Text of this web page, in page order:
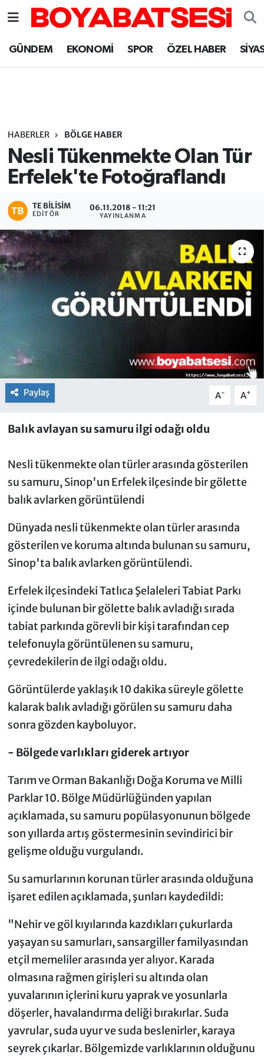
GÜNDEM EKONOMİ SPOR ÖZEL HABER
HABERLER BÖLGE HABER
Nesli Tükenmekte Olan Tür
Erfelek'te Fotoğraflandı
TE BILISIM
EDITÖR
06.11.2018 - 11:21
YAYINLANMA
Paylaş A- A+
Balık avlayan su samuru ilgi odağı oldu
Nesli tükenmekte olan türler arasında gösterilen
su samuru, Sinop'un Erfelek ilçesinde bir gölette
balık avlarken görüntülendi
Dünyada nesli tükenmekte olan türler arasında
gösterilen ve koruma altında bulunan su samuru,
Sinop'ta balık avlarken görüntülendi.
Erfelek ilçesindeki Tatlıca Şelaleleri Tabiat Parkı
içinde bulunan bir gölette balık avladığı sırada
tabiat parkında görevli bir kişi tarafından cep
telefonuyla görüntülenen su samuru,
çevredekilerin de ilgi odağı oldu.
Görüntülerde yaklaşık 10 dakika süreyle gölette
kalarak balık avladığı görülen su samuru daha
sonra gözden kayboluyor.
- Bölgede varlıkları giderek artıyor
Tarım ve Orman Bakanlığı Doğa Koruma ve Milli
Parklar 10. Bölge Müdürlüğünden yapılan
açıklamada, su samuru popülasyonunun bölgede
son yıllarda artış göstermesinin sevindirici bir
gelişme olduğu vurgulandı.
Su samurlarının korunan türler arasında olduğuna
işaret edilen açıklamada, şunları kaydedildi:
"Nehir ve göl kıyılarında kazdıkları çukurlarda
yaşayan su samurları, sansargiller familyasından
etçil memeliler arasında yer alıyor. Karada
olmasına rağmen girişleri su altında olan
yuvalarının içlerini kuru yaprak ve yosunlarla
döşerler, havalandırma deliği bırakırlar. Suda
yavrular, suda uyur ve suda beslenirler, karaya
seyrek çıkarlar. Bölgemizde varlıklarının olduğunu
Sinop Nöbetçi Eczaneler
Sinop Trafik Yoğunluk Haritası
Süper Lig Puan Durumu ve Fikstür
Haber Arşivi